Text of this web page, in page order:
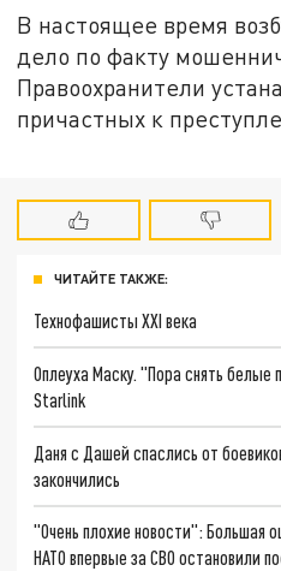
В настоящее время
дело по факту
Правоохранители
причастных к
ЧИТАЙТЕ ТАКЖЕ:
Технофашисты XXI века
Оплеуха Маску. "Пора снять белые
Starlink
Даня с Дашей спаслись от
закончились
"Очень плохие новости": Большая
НАТО впервые за СВО остановили